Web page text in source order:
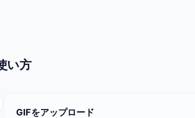
い方
GIFをアップロード